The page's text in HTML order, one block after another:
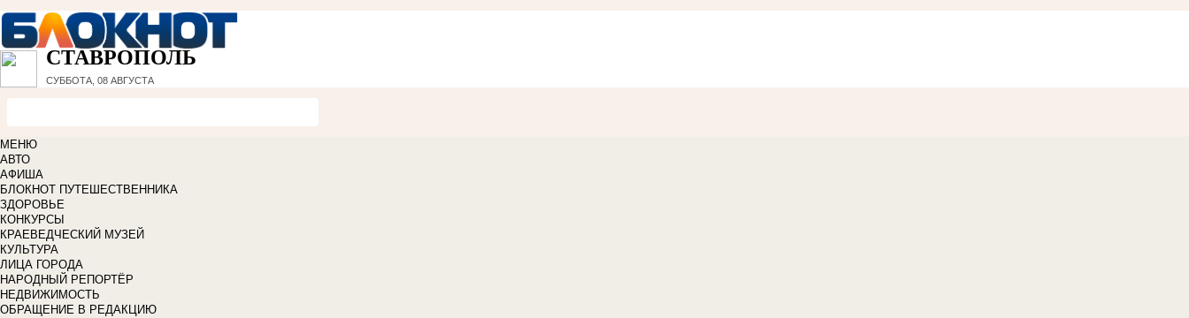
СТАВРОПОЛЬ
СУББОТА, 08 АВГУСТА
МЕНЮ
АВТО
АФИША
БЛОКНОТ ПУТЕШЕСТВЕННИКА
ЗДОРОВЬЕ
КОНКУРСЫ
КРАЕВЕДЧЕСКИЙ МУЗЕЙ
КУЛЬТУРА
ЛИЦА ГОРОДА
НАРОДНЫЙ РЕПОРТЁР
НЕДВИЖИМОСТЬ
ОБРАЩЕНИЕ В РЕДАКЦИЮ